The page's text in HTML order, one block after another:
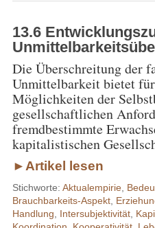
13.6
Die Überschreitung der
Unmittelbarkeit bietet für
Möglichkeiten der
gesellschaftlichen
fremdbestimmte
kapitalistischen
►Artikel lesen
Stichworte:Aktualempirie
Brauchbarkeits-Aspekt
Handlung
Intersubjektivität